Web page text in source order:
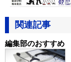
関連記事
編集部のおすすめ